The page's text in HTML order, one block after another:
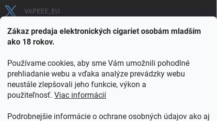
Zákaz predaja elektronických cigariet osobám mladším
ako 18 rokov.
Používame cookies, aby sme Vám umožnili pohodlné
prehliadanie webu a vďaka analýze prevádzky webu
neustále zlepšovali jeho funkcie, výkon a
použiteľnosť. Viac informácií
Podrobnejšie informácie o ochrane osobných údajov ako aj
VAPEEE_EU
VAPEEE.EU
COOKIES
OBCHODNÉ PODMIENKY